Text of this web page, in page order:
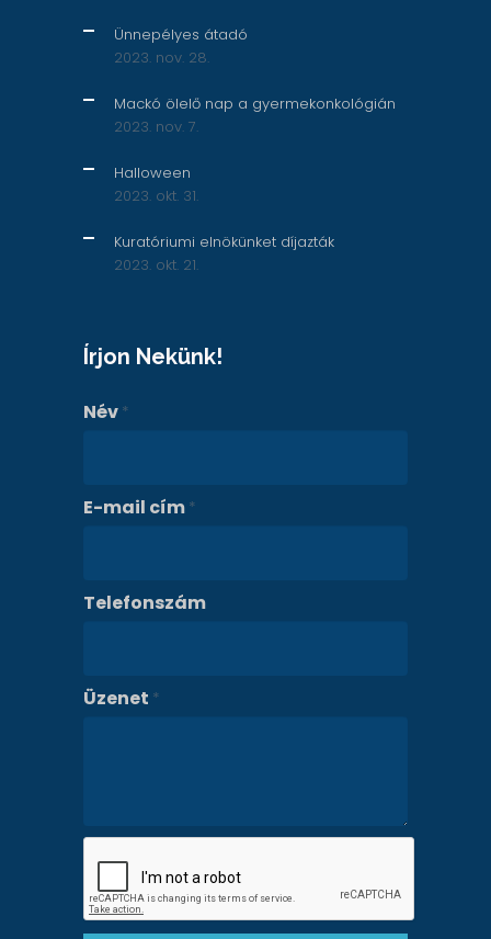
Ünnepélyes átadó
2023. nov. 28.
Mackó ölelő nap a gyermekonkológián
2023. nov. 7.
Halloween
2023. okt. 31.
Kuratóriumi elnökünket díjazták
2023. okt. 21.
Írjon Nekünk!
Név *
E-mail cím *
Telefonszám
Üzenet *